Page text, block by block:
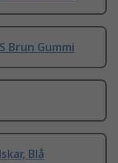
Brun Gummi
Blå